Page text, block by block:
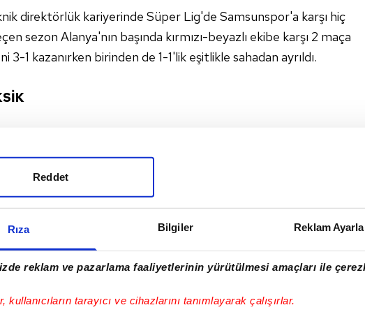
Rıza Bilgiler Reklam
reklam ve pazarlama faaliyetlerinin yürütülmesi amaçları ile
kullanıcıların tarayıcı ve cihazlarını tanımlayarak çalışırlar.
Reddet
direktörlük kariyerinde Süper Lig'de Samsunspor'a karşı hiç
sezon Alanya'nın başında kırmızı-beyazlı ekibe karşı 2 maça
3-1 kazanırken birinden de 1-1'lik eşitlikle sahadan ayrıldı.
Samsunspor sınavı öncesi 6 futbolcunun sakatlığı bulunuyor.
Hüseyin, Onuralp, Enis Destan ve Cihan Çanak'ın sakatlıkları
Çanak'ın az da olsa karşılaşmaya yetişme durumu var.
öncesi Trabzonspor'da Mendy, Vişça, Cham, Savic,
Ozan ve Nwakaeme ceza sınırında bulunuyor. Bu oyunculardan
sakatlıkları nedeniyle Samsun karşısında görev almaları